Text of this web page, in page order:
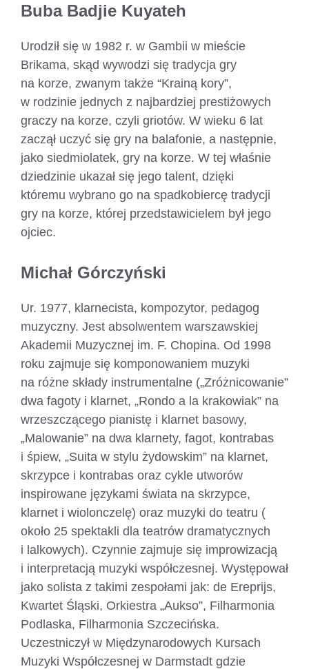
Buba Badjie Kuyateh
Urodził się w 1982 r. w Gambii w mieście
Brikama, skąd wywodzi się tradycja gry
na korze, zwanym także “Krainą kory”,
w rodzinie jednych z najbardziej prestiżowych
graczy na korze, czyli griotów. W wieku 6 lat
zaczął uczyć się gry na balafonie, a następnie,
jako siedmiolatek, gry na korze. W tej właśnie
dziedzinie ukazał się jego talent, dzięki
któremu wybrano go na spadkobiercę tradycji
gry na korze, której przedstawicielem był jego
ojciec.
Michał Górczyński
Ur. 1977, klarnecista, kompozytor, pedagog
muzyczny. Jest absolwentem warszawskiej
Akademii Muzycznej im. F. Chopina. Od 1998
roku zajmuje się komponowaniem muzyki
na różne składy instrumentalne („Zróżnicowanie”
dwa fagoty i klarnet, „Rondo a la krakowiak” na
wrzeszczącego pianistę i klarnet basowy,
„Malowanie” na dwa klarnety, fagot, kontrabas
i śpiew, „Suita w stylu żydowskim” na klarnet,
skrzypce i kontrabas oraz cykle utworów
inspirowane językami świata na skrzypce,
klarnet i wiolonczelę) oraz muzyki do teatru (
około 25 spektakli dla teatrów dramatycznych
i lalkowych). Czynnie zajmuje się improwizacją
i interpretacją muzyki współczesnej. Występował
jako solista z takimi zespołami jak: de Ereprijs,
Kwartet Śląski, Orkiestra „Aukso”, Filharmonia
Podlaska, Filharmonia Szczecińska.
Uczestniczył w Międzynarodowych Kursach
Muzyki Współczesnej w Darmstadt gdzie